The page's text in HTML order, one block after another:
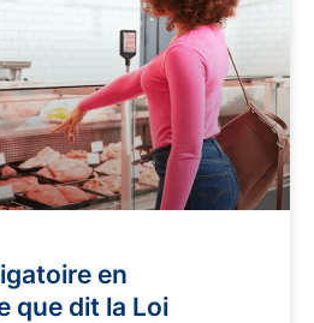
en
que dit la Loi